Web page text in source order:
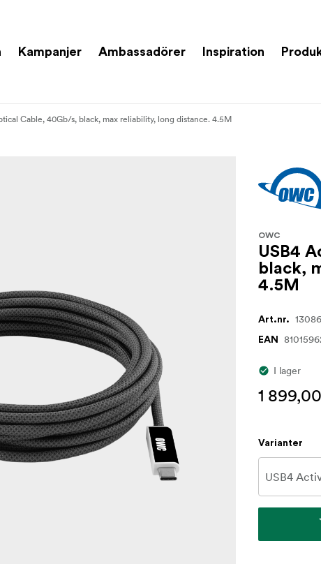
Kampanjer Ambassadörer Inspiration
Cable, 40Gb/s, black, max reliability, long distance. 4.5M
OWC
USB4
black,
4.5M
Art.nr.
EAN
I lager
1
Varianter